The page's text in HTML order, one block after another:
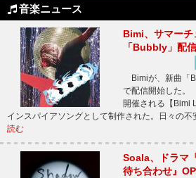
音楽ニュース
Bimi、サマーチ
「Bubbly」配
Bimiが、新曲「
で配信開始した
開催される【Bimi
インスパイアソングとして制作された。日々の
読む
Soala、ドラマ
待ち合わせ』